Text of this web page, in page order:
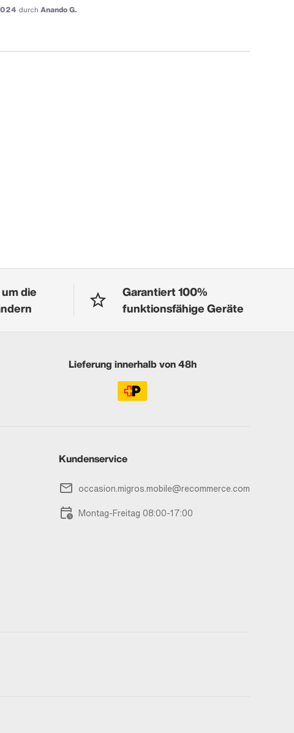
durchAnando G.
die
Garantiert 100%
funktionsfähige Geräte
Lieferung innerhalb von 48h
Kundenservice
occasion.migros.mobile@recommerce.com
Montag-Freitag 08:00-17:00